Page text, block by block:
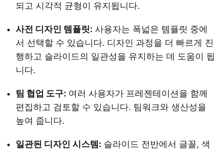
되고 시각적 균형이 유지됩니다.
사전 디자인 템플릿: 사용자는 폭넓은 템플릿 중에
서 선택할 수 있습니다. 디자인 과정을 더 빠르게 진
행하고 슬라이드의 일관성을 유지하는 데 도움이 됩
니다.
팀 협업 도구: 여러 사용자가 프레젠테이션을 함께
편집하고 검토할 수 있습니다. 팀워크와 생산성을
높여 줍니다.
일관된 디자인 시스템: 슬라이드 전반에서 글꼴, 색